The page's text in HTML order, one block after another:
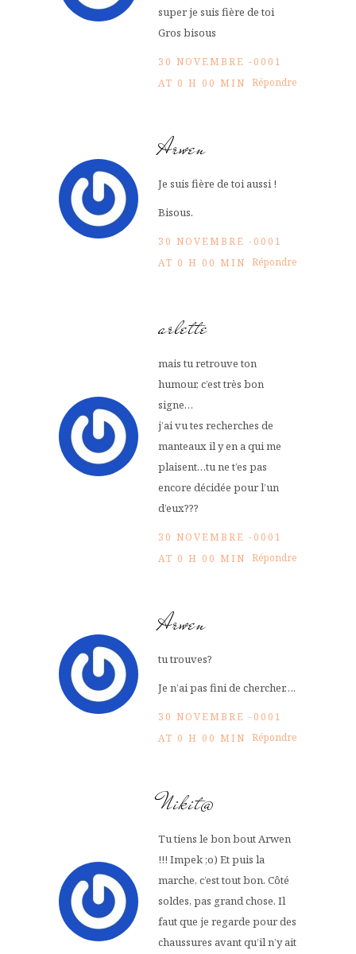
super je suis fière de toi
Gros bisous
30 NOVEMBRE -0001
AT 0 H 00 MIN Répondre
Arwen
Je suis fière de toi aussi !
Bisous.
30 NOVEMBRE -0001
AT 0 H 00 MIN Répondre
arlette
mais tu retrouve ton
humour, c’est très bon
signe…
j’ai vu tes recherches de
manteaux il y en a qui me
plaisent…tu ne t’es pas
encore décidée pour l’un
d’eux???
30 NOVEMBRE -0001
AT 0 H 00 MIN Répondre
Arwen
tu trouves?
Je n’ai pas fini de chercher….
30 NOVEMBRE -0001
AT 0 H 00 MIN Répondre
Nikit@
Tu tiens le bon bout Arwen
!!! Impek ;o) Et puis la
marche, c’est tout bon. Côté
soldes, pas grand chose. Il
faut que je regarde pour des
chaussures avant qu’il n’y ait